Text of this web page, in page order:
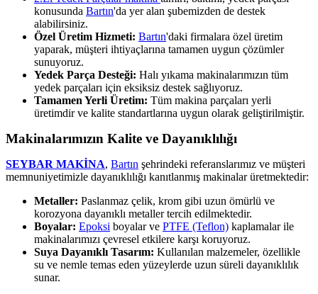
konusunda Bartın'da yer alan şubemizden de destek
alabilirsiniz.
Özel Üretim Hizmeti: Bartın'daki firmalara özel üretim
yaparak, müşteri ihtiyaçlarına tamamen uygun çözümler
sunuyoruz.
Yedek Parça Desteği: Halı yıkama makinalarımızın tüm
yedek parçaları için eksiksiz destek sağlıyoruz.
Tamamen Yerli Üretim: Tüm makina parçaları yerli
üretimdir ve kalite standartlarına uygun olarak geliştirilmiştir.
Makinalarımızın Kalite ve Dayanıklılığı
SEYBAR MAKİNA, Bartın şehrindeki referanslarımız ve müşteri
memnuniyetimizle dayanıklılığı kanıtlanmış makinalar üretmektedir:
Metaller: Paslanmaz çelik, krom gibi uzun ömürlü ve
korozyona dayanıklı metaller tercih edilmektedir.
Boyalar: Epoksi boyalar ve PTFE (Teflon) kaplamalar ile
makinalarımızı çevresel etkilere karşı koruyoruz.
Suya Dayanıklı Tasarım: Kullanılan malzemeler, özellikle
su ve nemle temas eden yüzeylerde uzun süreli dayanıklılık
sunar.